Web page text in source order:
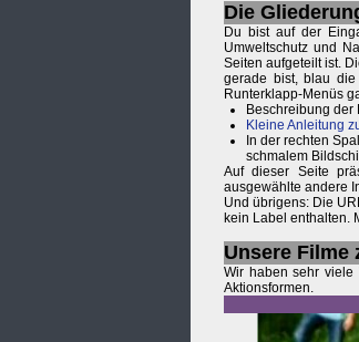
Die
Du bist auf der
Umweltschutz und
Seiten aufgeteilt ist.
gerade bist, blau die
Runterklapp-Menüs
Beschreibung der
Kleine Anleitung
In der rechten
schmalem
Auf dieser Seite
ausgewählte andere
Und übrigens: Die
kein Label enthalten.
Unsere Filme
Wir haben sehr viele
Aktionsformen.